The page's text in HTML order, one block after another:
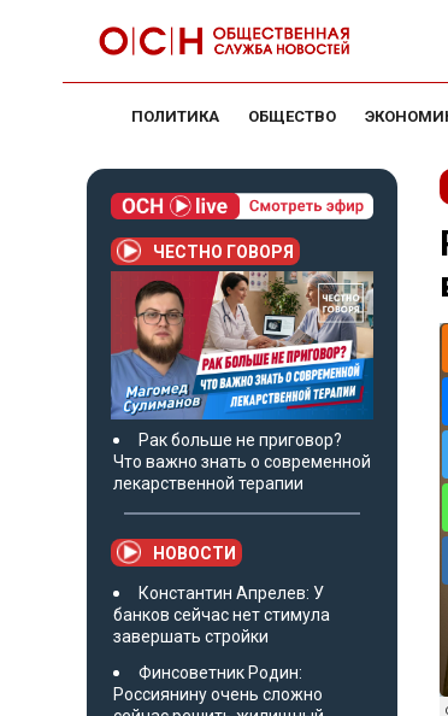
ПОЛИТИКА ОБЩЕСТВО
ЧЕСТНО ГОВОРЯ
Рак больше не приговор?
Что важно знать о современной
лекарственной терапии
НОВОСТИ
Константин Апрелев: У
банков сейчас нет стимула
завершать стройки
Финсоветник Родин:
Россиянину очень сложно